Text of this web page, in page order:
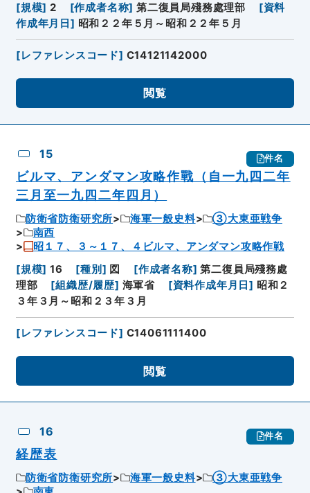
[規模] 2 [作成者名称] 第二復員局殘務處理部 [資料
作成年月日 ] 昭和２２年５月～昭和２２年５月
[レファレンスコード] C14121142000
閲覧
15 件名
ビルマ、アンダマン攻略作戰（自一九四二年
三月至一九四二年四月）
防衛省防衛研究所 海軍一般史料
③大東亜戦争
南西
昭１７、３～１７、４ビルマ、アンダマン攻略作戦
[規模] 16 [種別 ] 図 [作成者名称] 第二復員局殘務處
理部
[組織歴/履歴] 海軍省 [資料作成年月日] 昭和２
３年３月～昭和２３年３月
[レファレンスコード] C14061111400
閲覧
16 件名
経歴表
防衛省防衛研究所 海軍一般史料
③大東亜戦争